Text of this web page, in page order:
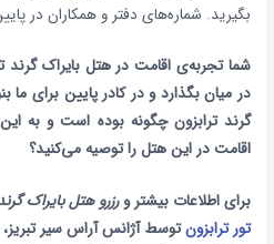
بگیرید. شماره‌های دفتر و همکاران در
شما تجربه‌ی اقامت درهتل بایراک گرند
در میان بگذارد و در کادر پایین برای ما
گرند ترابزون چگونه بوده است و به
اقامت در این هتل را توصیه می‌کنید؟
برای اطلاعات بیشتر ورزرو هتل بایراک
تور ترابزونتوسط آژانس آراس سیر